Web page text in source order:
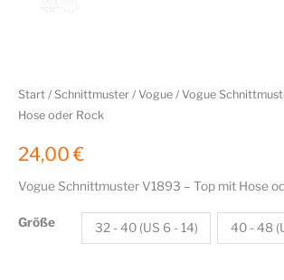
Start / Schnittmuster / Vogue / Vogue
Hose oder Rock
24,00€
Vogue Schnittmuster V1893 – Top mit Hose
Größe 32 - 40 (US 6 - 14) 40 - 48